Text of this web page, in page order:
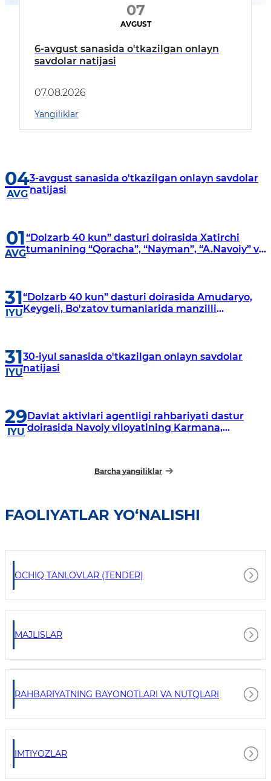
07
AVGUST
6-avgust sanasida o'tkazilgan onlayn
savdolar natijasi
07.08.2026
Yangiliklar
04
AVG
3-avgust sanasida o'tkazilgan onlayn savdolar
natijasi
01
AVG
“Dolzarb 40 kun” dasturi doirasida Xatirchi
tumanining “Qoracha”, “Nayman”, “A.Navoiy” va
31
IYU
“Dolzarb 40 kun” dasturi doirasida Amudaryo,
Keygeli, Bo'zatov tumanlarida manzilli
31
IYU
30-iyul sanasida o'tkazilgan onlayn savdolar
natijasi
29
IYU
Davlat aktivlari agentligi rahbariyati dastur
doirasida Navoiy viloyatining Karmana,
Barcha yangiliklar
FAOLIYATLAR YO‘NALISHI
OCHIQ TANLOVLAR (TENDER)
MAJLISLAR
RAHBARIYATNING BAYONOTLARI VA NUTQLARI
IMTIYOZLAR